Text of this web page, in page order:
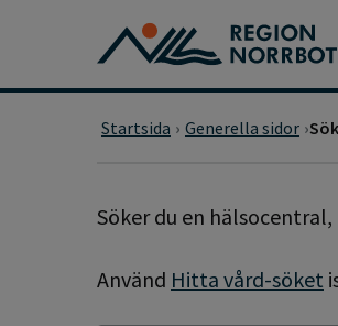
Gå till huvudmeny
Gå till övergripande innehåll
Startsida Generella sidor
SÖKSIDA
Söker du en
Använd Hitta vård-söket